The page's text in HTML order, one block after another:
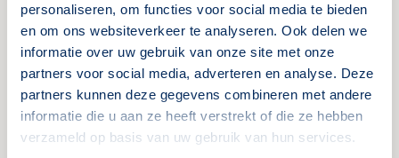
personaliseren, om functies voor social media te bieden
en om ons websiteverkeer te analyseren. Ook delen we
informatie over uw gebruik van onze site met onze
partners voor social media, adverteren en analyse. Deze
partners kunnen deze gegevens combineren met andere
informatie die u aan ze heeft verstrekt of die ze hebben
verzameld op basis van uw gebruik van hun services.
Tweedaagse cursus
Noodverlichtingsdeskundige
Locatie: Velp Volgeboekt